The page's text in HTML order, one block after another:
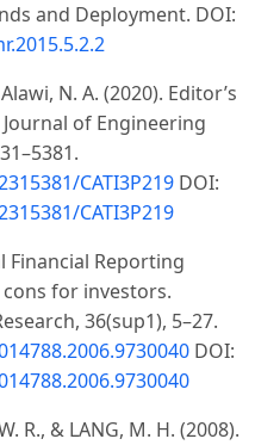
and Deployment. DOI:
N. A. (2020). Editor’s
of Engineering
CATI3P219 DOI:
CATI3P219
Financial Reporting
cons for investors.
36(sup1), 5–27.
DOI:
R., & LANG, M. H. (2008).